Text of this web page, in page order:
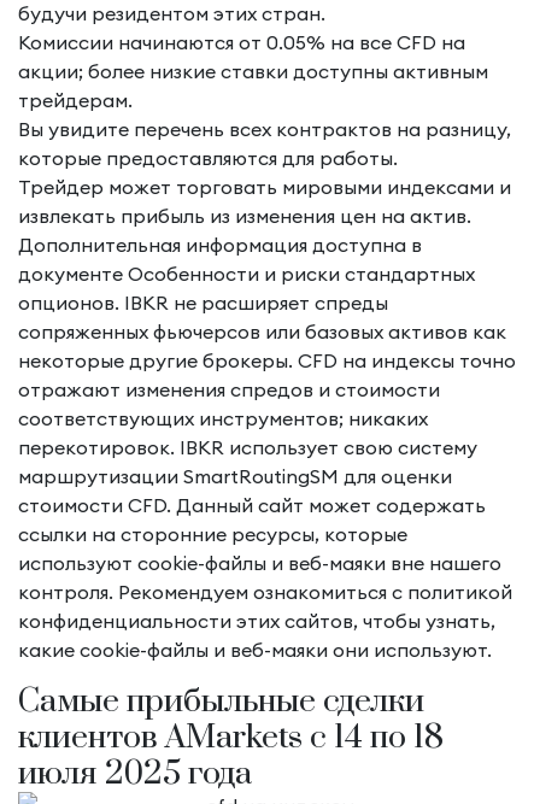
будучи резидентом этих стран.
Комиссии начинаются от 0.05% на все CFD на
акции; более низкие ставки доступны активным
трейдерам.
Вы увидите перечень всех контрактов на разницу,
которые предоставляются для работы.
Трейдер может торговать мировыми индексами и
извлекать прибыль из изменения цен на актив.
Дополнительная информация доступна в
документе Особенности и риски стандартных
опционов. IBKR не расширяет спреды
сопряженных фьючерсов или базовых активов как
некоторые другие брокеры. CFD на индексы точно
отражают изменения спредов и стоимости
соответствующих инструментов; никаких
перекотировок. IBKR использует свою систему
маршрутизации SmartRoutingSM для оценки
стоимости CFD. Данный сайт может содержать
ссылки на сторонние ресурсы, которые
используют cookie-файлы и веб-маяки вне нашего
контроля. Рекомендуем ознакомиться с политикой
конфиденциальности этих сайтов, чтобы узнать,
какие cookie-файлы и веб-маяки они используют.
Самые прибыльные сделки
клиентов AMarkets с 14 по 18
июля 2025 года